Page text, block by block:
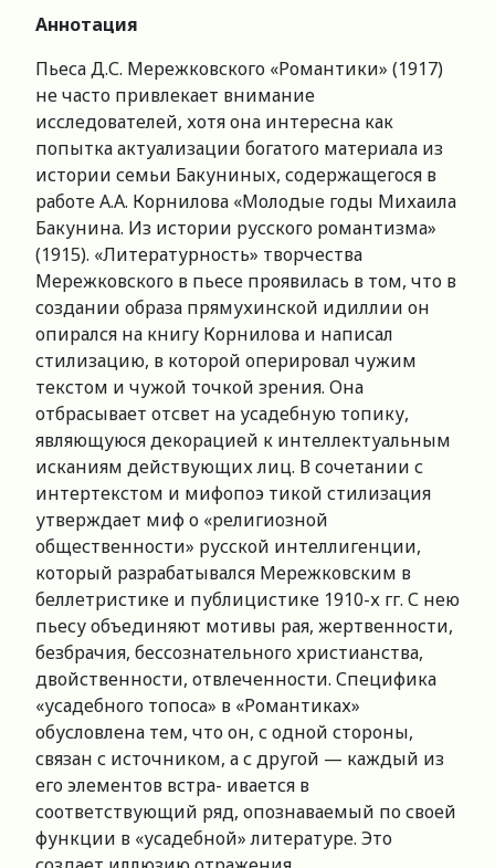
Аннотация
Пьеса Д.С. Мережковского «Романтики» (1917)
не часто привлекает внимание
исследователей, хотя она интересна как
попытка актуализации богатого материала из
истории семьи Бакуниных, содержащегося в
работе А.А. Корнилова «Молодые годы Михаила
Бакунина. Из истории русского романтизма»
(1915). «Литературность» творчества
Мережковского в пьесе проявилась в том, что в
создании образа прямухинской идиллии он
опирался на книгу Корнилова и написал
стилизацию, в которой оперировал чужим
текстом и чужой точкой зрения. Она
отбрасывает отсвет на усадебную топику,
являющуюся декорацией к интеллектуальным
исканиям действующих лиц. В сочетании с
интертекстом и мифопоэ тикой стилизация
утверждает миф о «религиозной
общественности» русской интеллигенции,
который разрабатывался Мережковским в
беллетристике и публицистике 1910-х гг. С нею
пьесу объединяют мотивы рая, жертвенности,
безбрачия, бессознательного христианства,
двойственности, отвлеченности. Специфика
«усадебного топоса» в «Романтиках»
обусловлена тем, что он, с одной стороны,
связан с источником, а с другой — каждый из
его элементов встра- ивается в
соответствующий ряд, опознаваемый по своей
функции в «усадебной» литературе. Это